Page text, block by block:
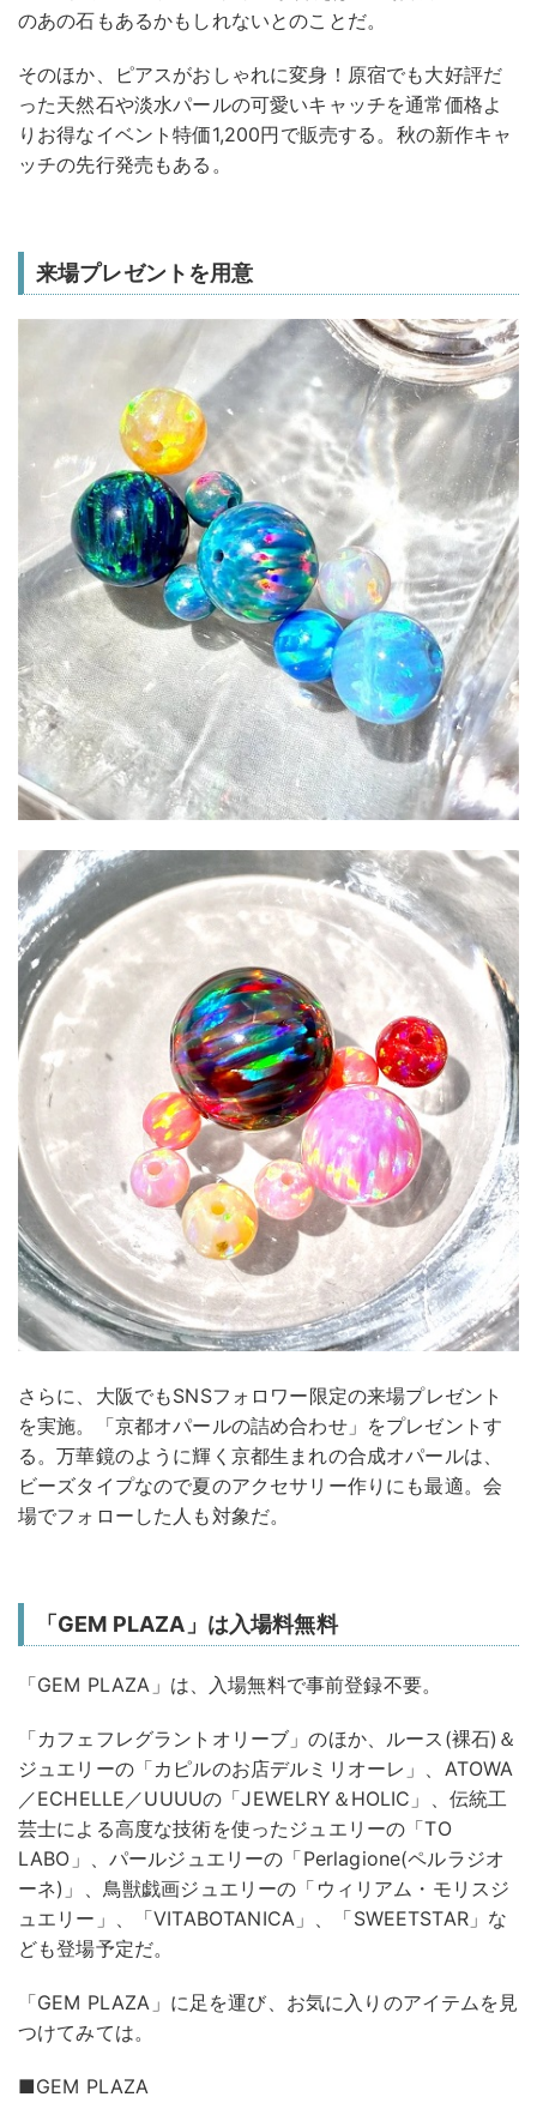
のあの石もあるかもしれないとのことだ。
そのほか、ピアスがおしゃれに変身！原宿でも大好評だ
った天然石や淡水パールの可愛いキャッチを通常価格よ
りお得なイベント特価1,200円で販売する。秋の新作キャ
ッチの先行発売もある。
来場プレゼントを用意
さらに、大阪でもSNSフォロワー限定の来場プレゼント
を実施。「京都オパールの詰め合わせ」をプレゼントす
る。万華鏡のように輝く京都生まれの合成オパールは、
ビーズタイプなので夏のアクセサリー作りにも最適。会
場でフォローした人も対象だ。
「GEM PLAZA」は入場料無料
「GEM PLAZA」は、入場無料で事前登録不要。
「カフェフレグラントオリーブ」のほか、ルース(裸石)＆
ジュエリーの「カピルのお店デルミリオーレ」、ATOWA
／ECHELLE／UUUUの「JEWELRY＆HOLIC」、伝統工
芸士による高度な技術を使ったジュエリーの「TO
LABO」、パールジュエリーの「Perlagione(ペルラジオ
ーネ)」、鳥獣戯画ジュエリーの「ウィリアム・モリスジ
ュエリー」、「VITABOTANICA」、「SWEETSTAR」な
ども登場予定だ。
「GEM PLAZA」に足を運び、お気に入りのアイテムを見
つけてみては。
■GEM PLAZA